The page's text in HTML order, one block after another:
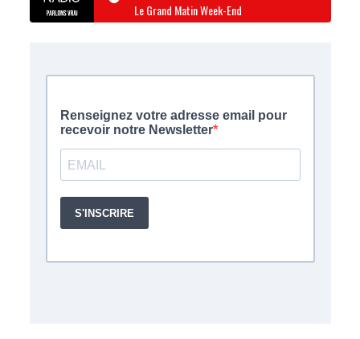
Le Grand Matin Week-End